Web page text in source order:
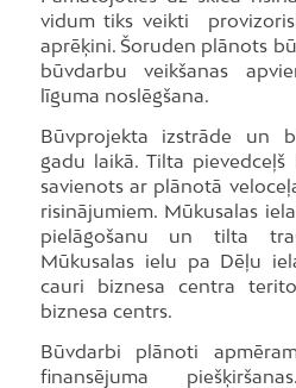
vidum tiks veikti
aprēķini. Šoruden plānots
būvdarbu veikšanas
līguma noslēgšana.
Būvprojekta izstrāde un
gadu laikā. Tilta
savienots ar plānotā
risinājumiem. Mūkusalas
pielāgošanu un tilta
Mūkusalas ielu pa Dēļu
cauri biznesa centra
biznesa centrs.
Būvdarbi plānoti
finansējuma